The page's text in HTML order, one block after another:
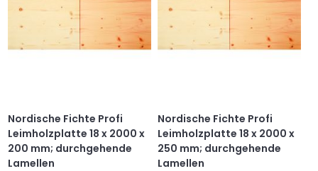
Nordische Fichte Profi
Leimholzplatte 18 x 2000 x
200 mm; durchgehende
Lamellen
Nordische Fichte Profi
Leimholzplatte 18 x 2000 x
250 mm; durchgehende
Lamellen